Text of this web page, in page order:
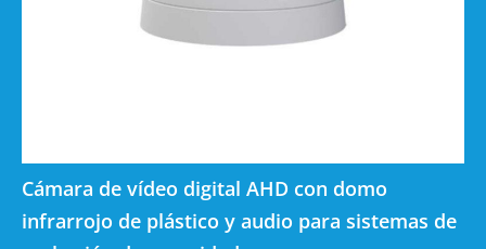
Cámara de vídeo digital AHD con domo
infrarrojo de plástico y audio para sistemas de